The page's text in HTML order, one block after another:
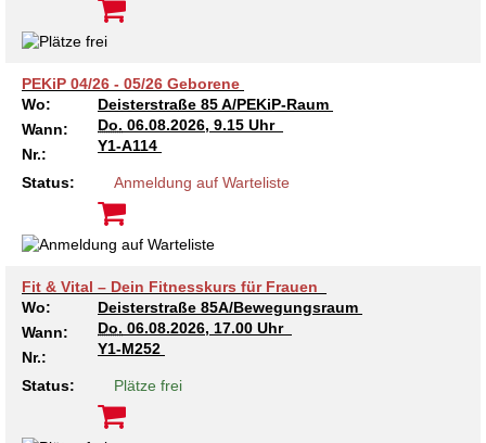
Kindertagesstätte Voltmerstraße
Kindertagesstätte Pfarrlandplatz
Kindertagesstätte Rosenbergstraße
Kindertagesstätte Schneiderberg
Kindertagesstätte Schweriner Straße /
Familienzentrum
Kindertagesstätte Sylter Weg
Kindertagesstätte Tresckowstraße
PEKiP 04/26 - 05/26 Geborene
Wo:
Deisterstraße 85 A/PEKiP-Raum
Wann:
Do. 06.08.2026, 9.15 Uhr
Nr.:
Y1-A114
Status: Anmeldung auf Warteliste
Fit & Vital – Dein Fitnesskurs für Frauen
Wo:
Deisterstraße 85A/Bewegungsraum
Wann:
Do. 06.08.2026, 17.00 Uhr
Nr.:
Y1-M252
Status: Plätze frei